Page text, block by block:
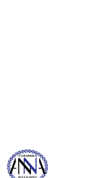
NAZWA
PRODUCENTA:
BOLESŁAWIEC